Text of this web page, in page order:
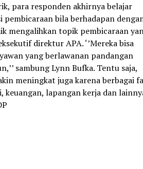
para responden akhirnya belajar
bila berhadapan
mengalihkan topik pembicaraan
direktur APA. ‘’Mereka bisa
yang berlawanan pandangan
sambung Lynn Bufka. Tentu saja,
meningkat juga karena berbagai
lapangan kerja dan